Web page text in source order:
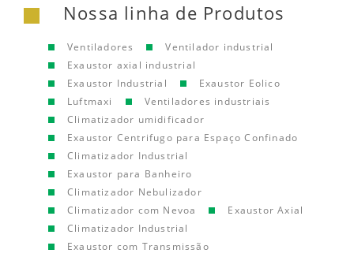
Nossa linha de Produtos
Ventiladores
Ventilador industrial
Exaustor axial industrial
Exaustor Industrial
Exaustor Eolico
Luftmaxi
Ventiladores industriais
Climatizador umidificador
Exaustor Centrifugo para Espaço Confinado
Climatizador Industrial
Exaustor para Banheiro
Climatizador Nebulizador
Climatizador com Nevoa
Exaustor Axial
Climatizador Industrial
Exaustor com Transmissão